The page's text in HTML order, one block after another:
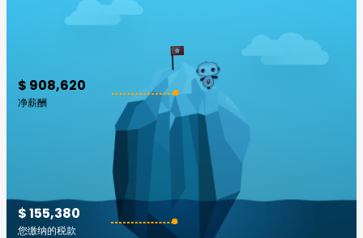
$ 908,620
净薪酬
$ 155,380
您缴纳的税款